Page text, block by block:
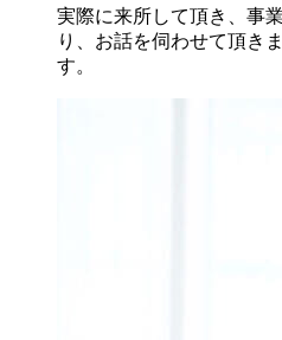
実際に来所して頂き、事
り、お話を伺わせて頂き
す。